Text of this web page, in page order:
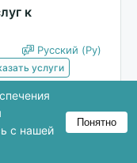
к
Русский (Ру)
услуги
с нашей
Понятно